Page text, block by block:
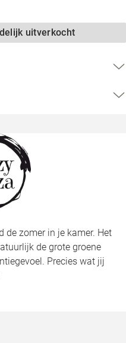
uitverkocht
de zomer in je kamer. Het
de grote groene
Precies wat jij